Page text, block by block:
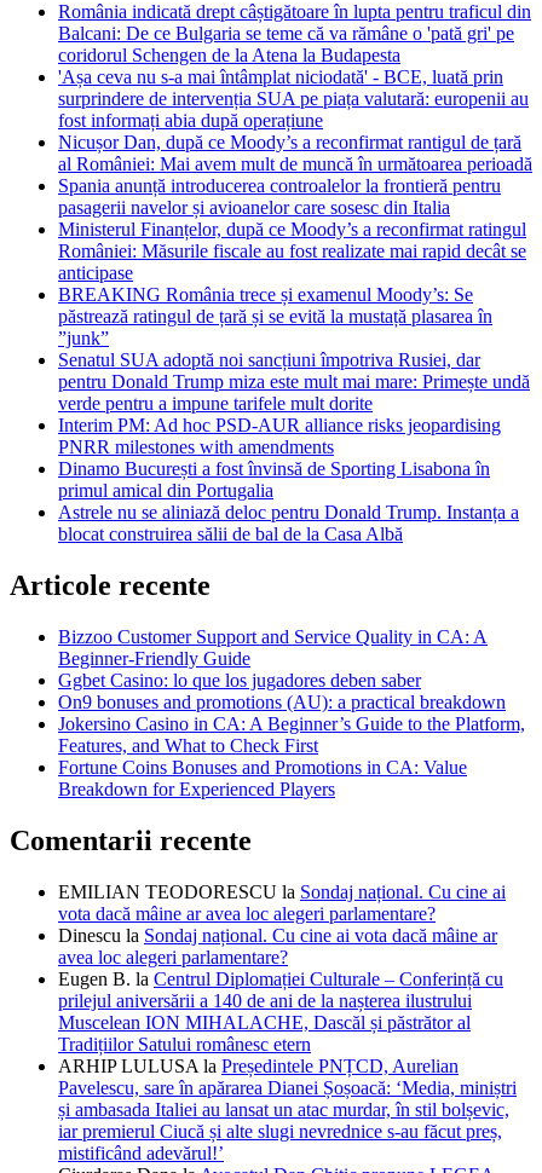
România indicată drept câștigătoare în lupta pentru traficul din
Balcani: De ce Bulgaria se teme că va rămâne o 'pată gri' pe
coridorul Schengen de la Atena la Budapesta
'Așa ceva nu s-a mai întâmplat niciodată' - BCE, luată prin
surprindere de intervenția SUA pe piața valutară: europenii au
fost informați abia după operațiune
Nicușor Dan, după ce Moody’s a reconfirmat rantigul de țară
al României: Mai avem mult de muncă în următoarea perioadă
Spania anunță introducerea controalelor la frontieră pentru
pasagerii navelor și avioanelor care sosesc din Italia
Ministerul Finanțelor, după ce Moody’s a reconfirmat ratingul
României: Măsurile fiscale au fost realizate mai rapid decât se
anticipase
BREAKING România trece și examenul Moody’s: Se
păstrează ratingul de țară și se evită la mustață plasarea în
”junk”
Senatul SUA adoptă noi sancțiuni împotriva Rusiei, dar
pentru Donald Trump miza este mult mai mare: Primește undă
verde pentru a impune tarifele mult dorite
Interim PM: Ad hoc PSD-AUR alliance risks jeopardising
PNRR milestones with amendments
Dinamo București a fost învinsă de Sporting Lisabona în
primul amical din Portugalia
Astrele nu se aliniază deloc pentru Donald Trump. Instanța a
blocat construirea sălii de bal de la Casa Albă
Articole recente
Bizzoo Customer Support and Service Quality in CA: A
Beginner-Friendly Guide
Ggbet Casino: lo que los jugadores deben saber
On9 bonuses and promotions (AU): a practical breakdown
Jokersino Casino in CA: A Beginner’s Guide to the Platform,
Features, and What to Check First
Fortune Coins Bonuses and Promotions in CA: Value
Breakdown for Experienced Players
Comentarii recente
EMILIAN TEODORESCU la Sondaj național. Cu cine ai
vota dacă mâine ar avea loc alegeri parlamentare?
Dinescu la Sondaj național. Cu cine ai vota dacă mâine ar
avea loc alegeri parlamentare?
Eugen B. la Centrul Diplomației Culturale – Conferință cu
prilejul aniversării a 140 de ani de la nașterea ilustrului
Muscelean ION MIHALACHE, Dascăl și păstrător al
Tradițiilor Satului românesc etern
ARHIP LULUSA la Președintele PNȚCD, Aurelian
Pavelescu, sare în apărarea Dianei Șoșoacă: ‘Media, miniștri
și ambasada Italiei au lansat un atac murdar, în stil bolșevic,
iar premierul Ciucă și alte slugi nevrednice s-au făcut preș,
mistificând adevărul!’